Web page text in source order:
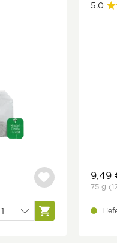
5.0
9,49
75 g